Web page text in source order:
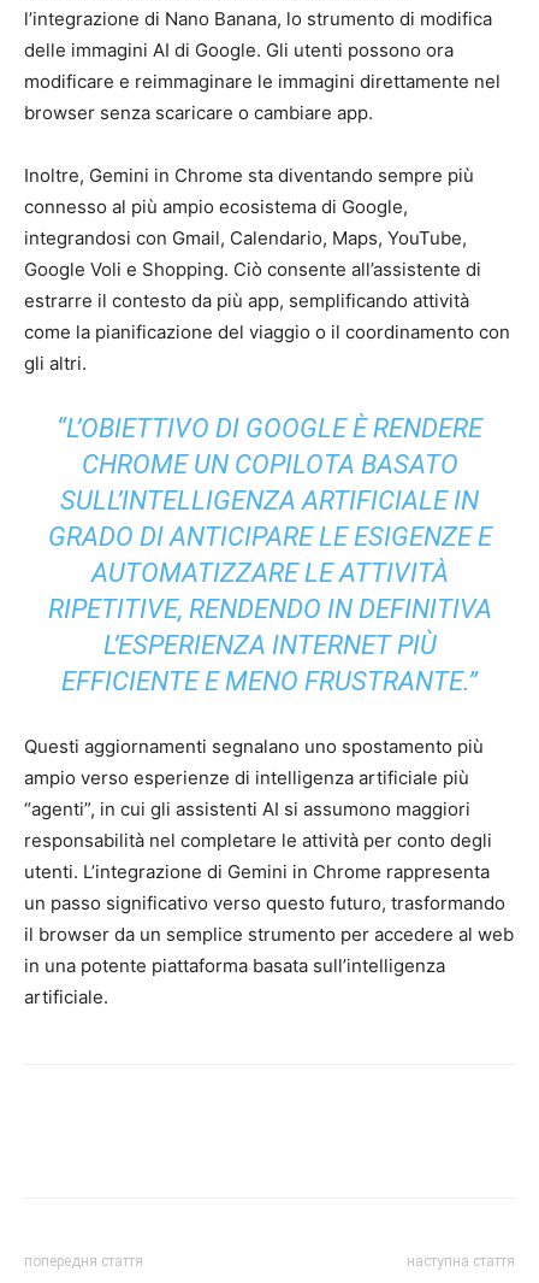
l’integrazione di Nano Banana, lo strumento di modifica
delle immagini AI di Google. Gli utenti possono ora
modificare e reimmaginare le immagini direttamente nel
browser senza scaricare o cambiare app.
Inoltre, Gemini in Chrome sta diventando sempre più
connesso al più ampio ecosistema di Google,
integrandosi con Gmail, Calendario, Maps, YouTube,
Google Voli e Shopping. Ciò consente all’assistente di
estrarre il contesto da più app, semplificando attività
come la pianificazione del viaggio o il coordinamento con
gli altri.
“L’OBIETTIVO DI GOOGLE È RENDERE
CHROME UN COPILOTA BASATO
SULL’INTELLIGENZA ARTIFICIALE IN
GRADO DI ANTICIPARE LE ESIGENZE E
AUTOMATIZZARE LE ATTIVITÀ
RIPETITIVE, RENDENDO IN DEFINITIVA
L’ESPERIENZA INTERNET PIÙ
EFFICIENTE E MENO FRUSTRANTE.”
Questi aggiornamenti segnalano uno spostamento più
ampio verso esperienze di intelligenza artificiale più
“agenti”, in cui gli assistenti AI si assumono maggiori
responsabilità nel completare le attività per conto degli
utenti. L’integrazione di Gemini in Chrome rappresenta
un passo significativo verso questo futuro, trasformando
il browser da un semplice strumento per accedere al web
in una potente piattaforma basata sull’intelligenza
artificiale.
попередня стаття наступна стаття